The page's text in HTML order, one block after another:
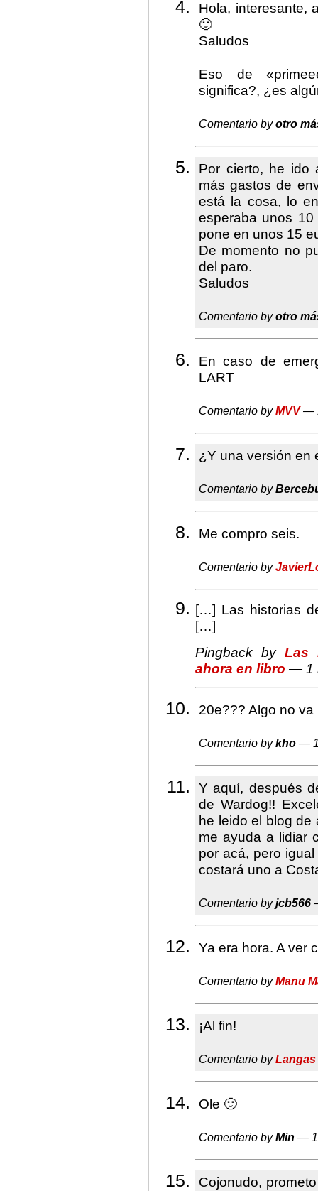
Hola, interesante,
🙂
Saludos
Eso de
significa?, ¿es
Comentario byotro
Por cierto, he ido
más gastos de
está la cosa, lo
esperaba unos
pone en unos 15
De momento no
del paro.
Saludos
Comentario byotro
En caso de
LART
Comentario byMVV—
¿Y una versión en
Comentario by
Me compro seis.
Comentario by
[…] Las historias
[…]
Pingback by Las
ahora en libro — 1
20e??? Algo no
Comentario bykho — 1
Y aquí, después
de Wardog!!
he leido el blog
me ayuda a lidiar
por acá, pero
costará uno a
Comentario byjcb566
Ya era hora. A ver
Comentario byManu
¡Al fin!
Comentario byLangas
Ole 🙂
Comentario byMin — 1
Cojonudo,